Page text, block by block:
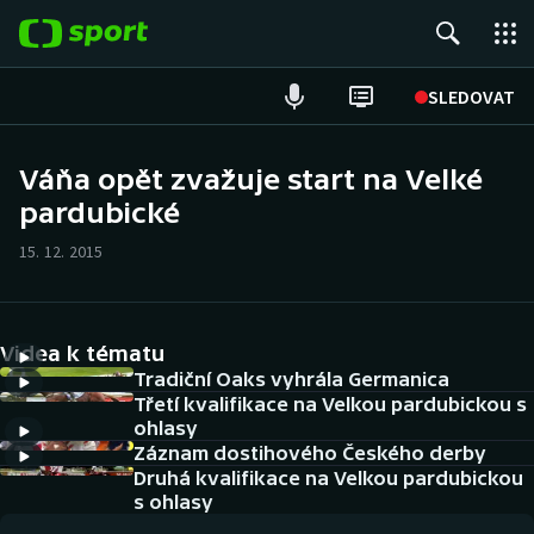
SLEDOVAT
Hokej
Cyklistika
DALŠÍ SPORTY
Americký fotbal
NEPŘEHLÉDNĚTE
Váňa opět zvažuje start na Velké
pardubické
15. 12. 2015
Videa k tématu
Tradiční Oaks vyhrála Germanica
Třetí kvalifikace na Velkou pardubickou s
ohlasy
Záznam dostihového Českého derby
Druhá kvalifikace na Velkou pardubickou
s ohlasy